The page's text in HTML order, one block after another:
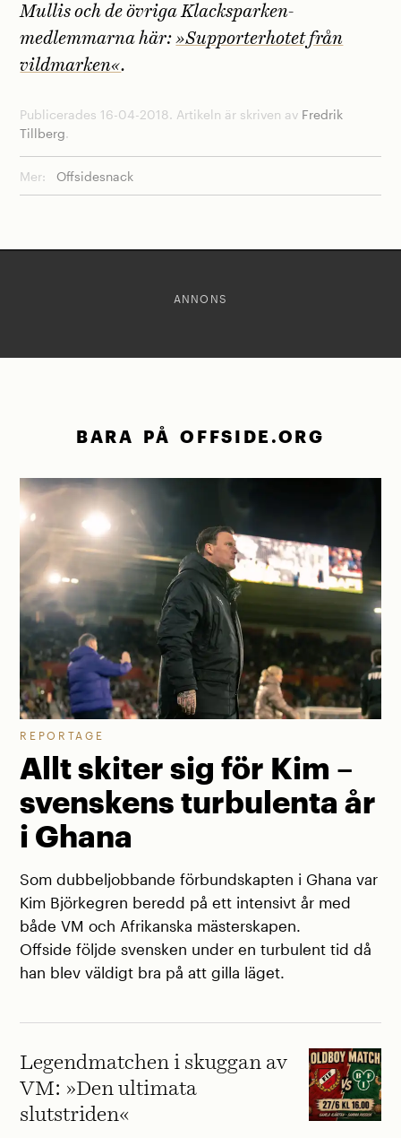
Mullis och de övriga Klacksparken-
medlemmarna här:»Supporterhotet från
vildmarken«.
Publicerades 16-04-2018. Artikeln är skriven av Fredrik
Tillberg.
Mer: Offsidesnack
ANNONS
BARA PÅ OFFSIDE.ORG
REPORTAGE
Allt skiter sig för Kim –
svenskens turbulenta år
i Ghana
Som dubbeljobbande förbundskapten i Ghana var
Kim Björkegren beredd på ett intensivt år med
både VM och Afrikanska mästerskapen.
Offside följde svensken under en turbulent tid då
han blev väldigt bra på att gilla läget.
Legendmatchen i skuggan av
VM: »Den ultimata
slutstriden«